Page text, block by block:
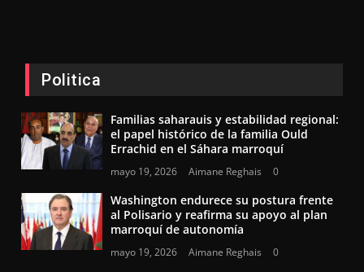
Politica
Familias saharauis y estabilidad regional:
el papel histórico de la familia Ould
Errachid en el Sáhara marroquí
mayo 19, 2026 Aimane Reghais 0
Washington endurece su postura frente
al Polisario y reafirma su apoyo al plan
marroquí de autonomía
mayo 19, 2026 Aimane Reghais 0